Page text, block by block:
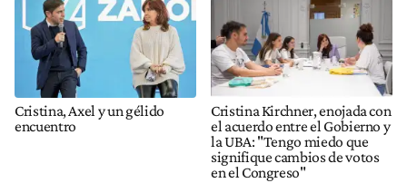
Cristina, Axel y un gélido
encuentro
Cristina Kirchner, enojada con
el acuerdo entre el Gobierno y
la UBA: "Tengo miedo que
signifique cambios de votos
en el Congreso"